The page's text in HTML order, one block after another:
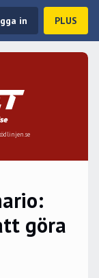
in PLUS
göra